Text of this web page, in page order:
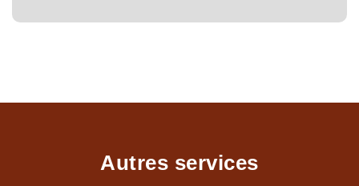
Autres services